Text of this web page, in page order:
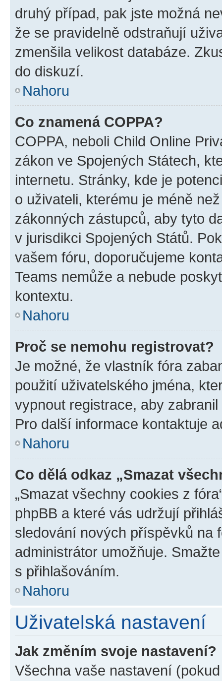
druhý případ, pak jste možná
že se pravidelně odstraňují
zmenšila velikost databáze.
do diskuzí.
Nahoru
Co znamená COPPA?
COPPA, neboli Child Online
zákon ve Spojených Státech,
internetu. Stránky, kde je
o uživateli, kterému je méně
zákonných zástupců, aby tyto
v jurisdikci Spojených Států.
vašem fóru, doporučujeme
Teams nemůže a nebude
kontextu.
Nahoru
Proč se nemohu registrovat?
Je možné, že vlastník fóra
použití uživatelského jména,
vypnout registrace, aby
Pro další informace kontaktuje
Nahoru
Co dělá odkaz „Smazat
„Smazat všechny cookies z
phpBB a které vás udržují
sledování nových příspěvků na
administrátor umožňuje.
s přihlašováním.
Nahoru
Uživatelská nastavení
Jak změním svoje nastavení?
Všechna vaše nastavení